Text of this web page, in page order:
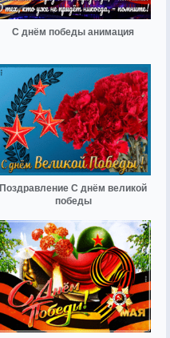
С днём победы анимация
Поздравление С днём великой
победы